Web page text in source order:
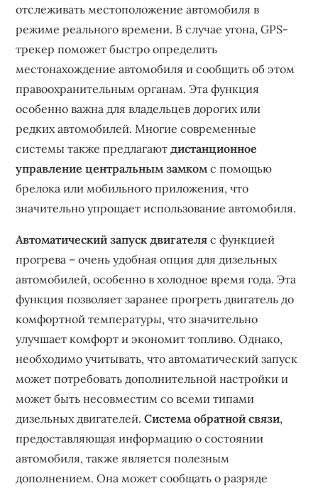
отслеживать местоположение автомобиля в
режиме реального времени. В случае угона, GPS-
трекер поможет быстро определить
местонахождение автомобиля и сообщить об этом
правоохранительным органам. Эта функция
особенно важна для владельцев дорогих или
редких автомобилей. Многие современные
системы также предлагаютдистанционное
управление центральным замком с помощью
брелока или мобильного приложения, что
значительно упрощает использование автомобиля.
Автоматический запуск двигателя с функцией
прогрева – очень удобная опция для дизельных
автомобилей, особенно в холодное время года. Эта
функция позволяет заранее прогреть двигатель до
комфортной температуры, что значительно
улучшает комфорт и экономит топливо. Однако,
необходимо учитывать, что автоматический запуск
может потребовать дополнительной настройки и
может быть несовместим со всеми типами
дизельных двигателей.Система обратной связи,
предоставляющая информацию о состоянии
автомобиля, также является полезным
дополнением. Она может сообщать о разряде